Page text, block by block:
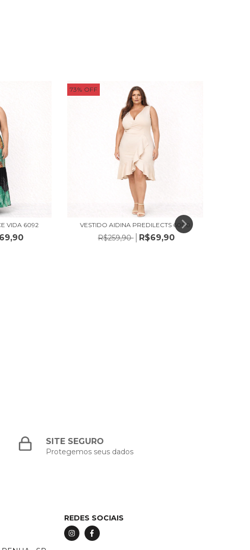
VIDA 6092
73% OFF
VESTIDO AIDINA PREDILECTS 6000
R$259,90 R$69,90
SITE SEGURO
Protegemos seus dados
REDES SOCIAIS